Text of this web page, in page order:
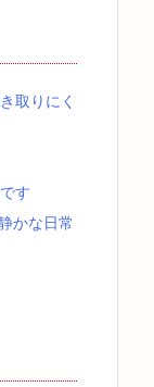
取りにく
す
かな日常